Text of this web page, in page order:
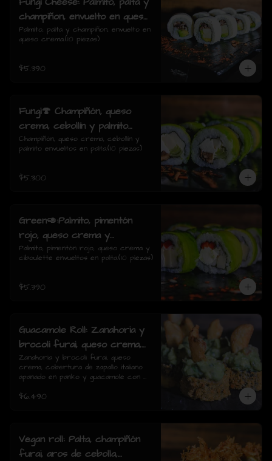
champiñon, envuelto en queso
crema.
Palmito, palta y champiñon, envuelto en
queso crema.(10 piezas)
$5.390
Fungi🍄 Champiñón, queso
crema, cebollín y palmito
envueltos en palta.
Champiñón, queso crema, cebollín y
palmito envueltos en palta.(10 piezas)
$5.300
Green🥑:Palmito, pimentón
rojo, queso crema y
ciboulette envueltos en palta.
Palmito, pimentón rojo, queso crema y
ciboulette envueltos en palta.(10 piezas)
$5.390
Guacamole Roll: Zanahoria y
brocoli furai, queso crema,
cobertura de zapallo italiano
apanado en panko y
(8 piezas)
Zanahoria y brocoli furai, queso
crema, cobertura de zapallo italiano
apanado en panko y guacamole con
$6.490
Vegan roll: Palta, champiñón
furai, aros de cebolla,